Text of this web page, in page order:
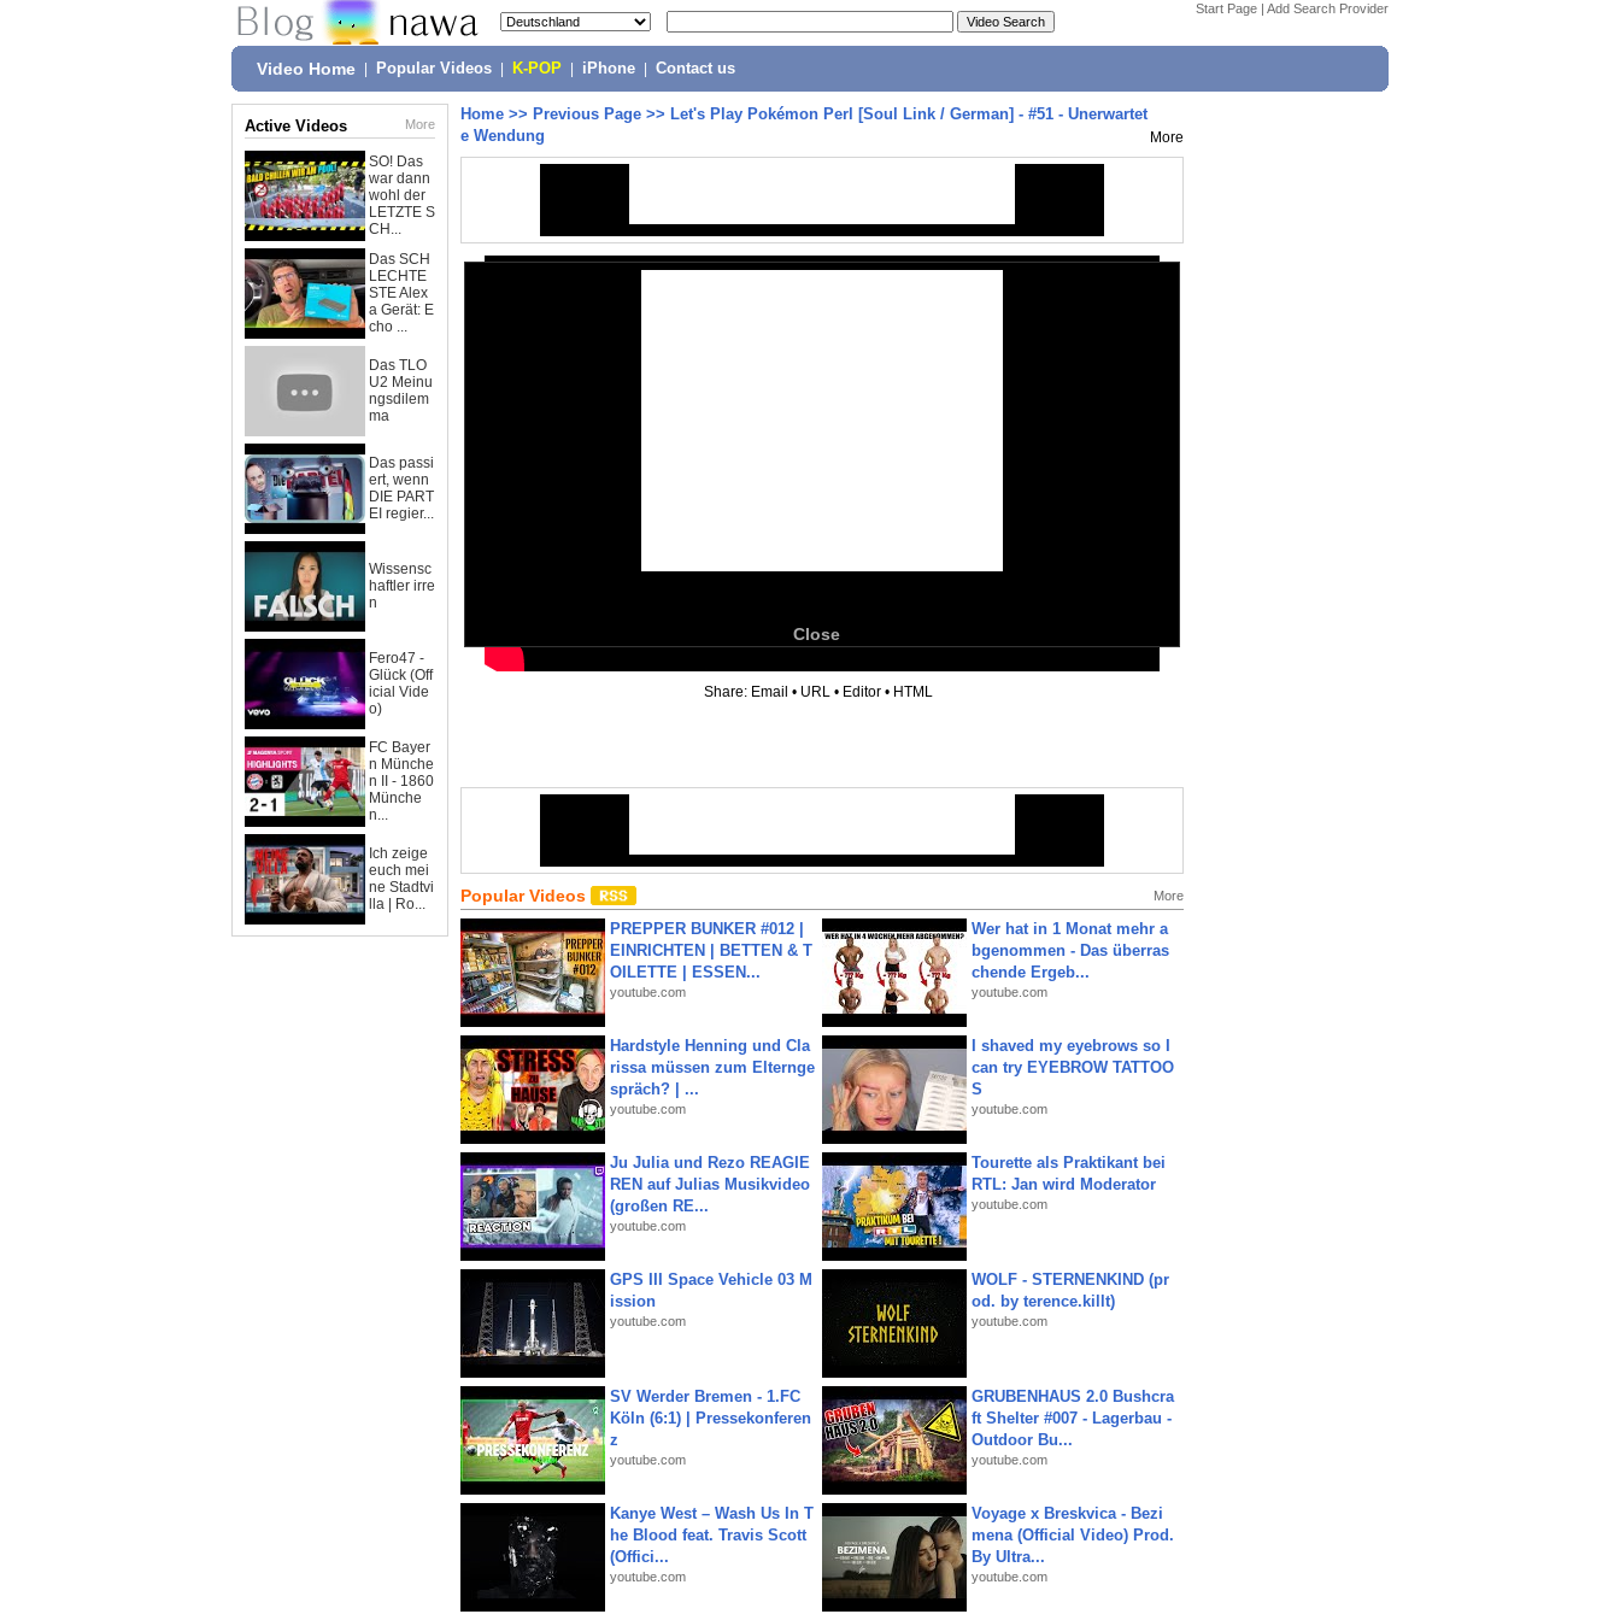
Start Page | Add Search Provider
Video Home Popular Videos K-POP iPhone Contact us
Active Videos More
SO! Das
war dann
wohl der
LETZTE S
CH...
Das SCH
LECHTE
STE Alex
a Gerät: E
cho ...
Das TLO
U2 Meinu
ngsdilem
ma
Das passi
ert, wenn
DIE PART
EI regier...
Wissensc
haftler irre
n
Fero47 -
Glück (Off
icial Vide
o)
FC Bayer
n Münche
n II - 1860
Münche
n...
Ich zeige
euch mei
ne Stadtvi
lla | Ro...
Home >> Previous Page >> Let's Play Pokémon Perl [Soul Link / German] - #51 - Unerwartet
e Wendung
More
Close
Share: Email • URL • Editor • HTML
Popular Videos More
PREPPER BUNKER #012 |
EINRICHTEN | BETTEN & T
OILETTE | ESSEN...
youtube.com
Wer hat in 1 Monat mehr a
bgenommen - Das überras
chende Ergeb...
youtube.com
Hardstyle Henning und Cla
rissa müssen zum Elternge
spräch? | ...
youtube.com
I shaved my eyebrows so I
can try EYEBROW TATTOO
S
youtube.com
Ju Julia und Rezo REAGIE
REN auf Julias Musikvideo
(großen RE...
youtube.com
Tourette als Praktikant bei
RTL: Jan wird Moderator
youtube.com
GPS III Space Vehicle 03 M
ission
youtube.com
WOLF - STERNENKIND (pr
od. by terence.killt)
youtube.com
SV Werder Bremen - 1.FC
Köln (6:1) | Pressekonferen
z
youtube.com
GRUBENHAUS 2.0 Bushcra
ft Shelter #007 - Lagerbau -
Outdoor Bu...
youtube.com
Kanye West – Wash Us In T
he Blood feat. Travis Scott
(Offici...
youtube.com
Voyage x Breskvica - Bezi
mena (Official Video) Prod.
By Ultra...
youtube.com